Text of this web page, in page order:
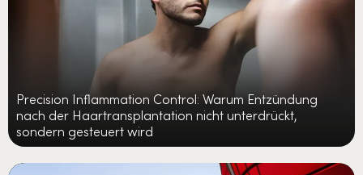
Precision Inflammation Control: Warum Entzündung
nach der Haartransplantation nicht unterdrückt,
sondern gesteuert wird